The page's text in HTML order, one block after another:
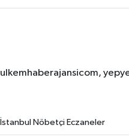
ulkemhaberajansicom,
İstanbul Nöbetçi Eczaneler